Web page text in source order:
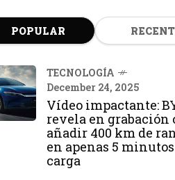
POPULAR RECENT
TECNOLOGÍA
December 24, 2025
Vídeo impactante:
revela en grabación
añadir 400 km de
en apenas 5
carga